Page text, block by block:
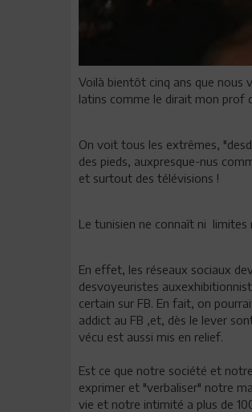
Voilà bientôt cinq ans que
latins comme le dirait mon prof
On voit tous les extrêmes,
des pieds, auxpresque-nus
et surtout des télévisions !
Le tunisien ne connaît ni limites
En effet, les réseaux sociaux
desvoyeuristes
certain sur FB. En fait, on
addict au FB ,et, dès le lever
vécu est aussi mis en relief.
Est ce que notre société et
exprimer et "verbaliser" notre
vie et notre intimité a plus de